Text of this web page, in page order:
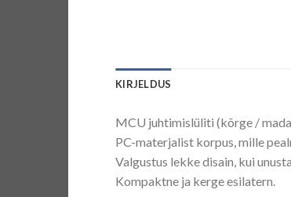
KIRJELDUS
MCU juhtimislüliti (kõrge /
PC-materjalist korpus, mille
Valgustus lekke disain, kui
Kompaktne ja kerge esilatern.